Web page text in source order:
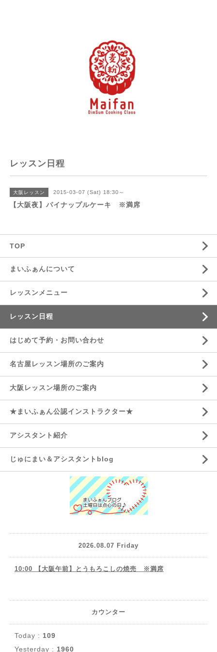
レッスン日程
大阪レッスン 2015-03-07 (Sat) 18:30～
【大阪夜】パイナップルケーキ ※満席
TOP
まいふぁんについて
レッスンメニュー
レッスン日程
はじめて予約・お問い合わせ
名古屋レッスン場所のご案内
大阪レッスン場所のご案内
★まいふぁん公認インストラクター★
アシスタント紹介
じゅにまい＆アシスタントblog
2026.08.07 Friday
10:00 【大阪午前】とうもろこしの焼売 ※満席
カウンター
Today : 109
Yesterday : 1960